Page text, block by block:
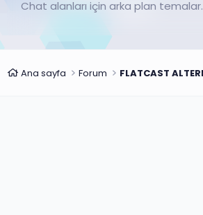
Chat alanları için arka plan temalar.
Ana sayfa Forum